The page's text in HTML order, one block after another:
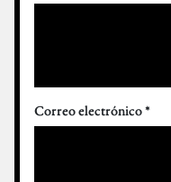
Correo electrónico*